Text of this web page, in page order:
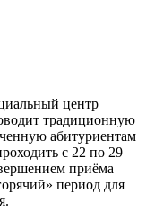
центр
традиционную
абитуриентам
с 22 по 29
приёма
период для